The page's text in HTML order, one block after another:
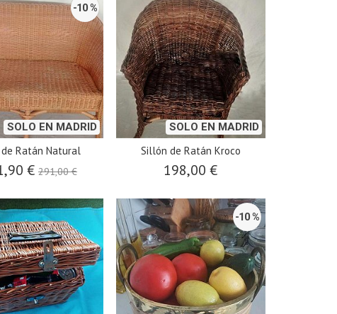
SOLO EN MADRID
-10 %
Ratán Natural
€291,00 €
SOLO EN MADRID
Sillón de Ratán Kroco
198,00 €
-10 %